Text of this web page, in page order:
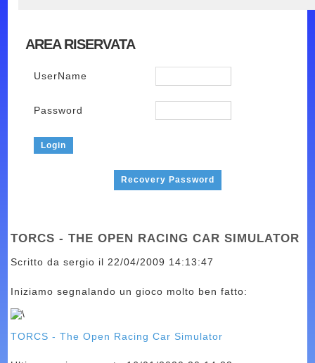
AREA RISERVATA
UserName
Password
Recovery Password
TORCS - THE OPEN RACING CAR SIMULATOR
Scritto da sergio il 22/04/2009 14:13:47
Iniziamo segnalando un gioco molto ben fatto:
TORCS - The Open Racing Car Simulator